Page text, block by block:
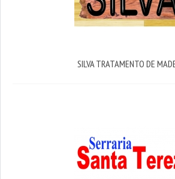
SILVA TRATAMENTO DE